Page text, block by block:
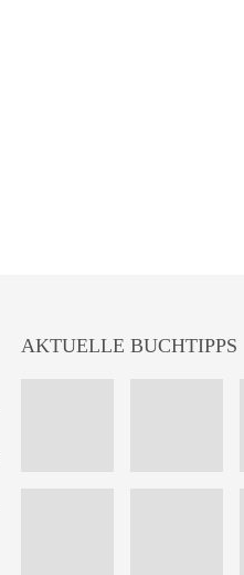
AKTUELLE BUCHTIPPS